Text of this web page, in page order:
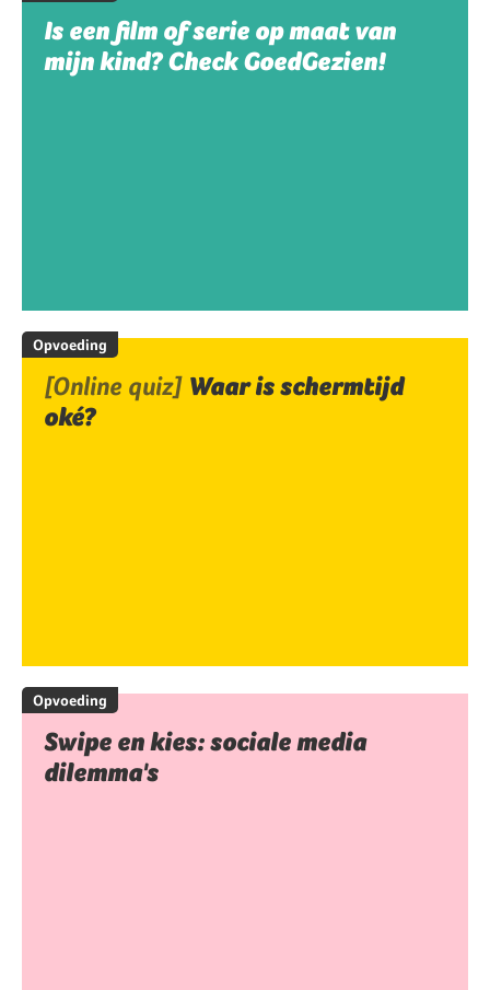
Is een film of serie op maat van
mijn kind? Check GoedGezien!
Opvoeding
[Online quiz] Waar is schermtijd
oké?
Opvoeding
Swipe en kies: sociale media
dilemma's